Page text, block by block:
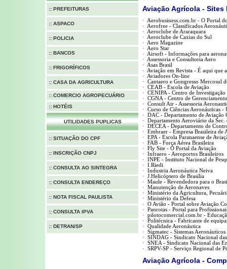
:: PREFEITURAS
:: ASPACO
:: POLICIA
:: BANCOS
:: FRIGORÍFICOS
:: CASA DA AGRICULTURA
:: COMERCIO AGROPECUÁRIO
:: HOTÉIS
UTILIDADES PUPLICAS
:: SITUAÇÃO DO CPF
:: INSCRIÇÃO CNPJ
:: CONSULTA AO SINTEGRA
:: CONSULTA ENDEREÇO
:: NOTA FISCAL PAULISTA
:: CONSULTA IPVA
:: DETRAN/SP
Aviação Agrícola - Sites
·
Aerobusiness.com.br - O Portal
·
Aerofree - Classificados
·
Aeroclube de Araraquara
·
Aeroclube de Caxias do Sul
·
Aero Magazine
·
Aero Star
·
Airsoft - Informações para
·
Assessoria e Consultoria Aero
·
Asas Brasil
·
Aviação em Revista - É aqui que
·
Aviadores On-line
·
Cantaero e Gongresso Mercosul
·
CEAB - Escola de Aviação
·
CENIPA - Centro de
·
CGNA - Centro de
·
Consult Air - Assessoria
·
Curso de Ciências Aeronáuticas -
·
DAC - Departamento de Aviação
·
Departamento Aeroviário da Sec.
·
DECEA - Departamento de
·
Embraer - Empresa Brasileira de
·
EPA - Escola Paranaense de
·
FAB - Força Aérea Brasileira
·
Fly Site - O Portal da Aviação
·
Infraero - Aeroportos Brasileiros
·
INPE - Instituto Nacional de
·
I.Riedi
·
Industria Aeronáutica Neiva
·
J.Helicóptero de Brasília
·
Maule - Revendedora para o
·
Manutenção de Aeronaves
·
Ministério da Agricultura,
·
Ministério da Defesa
·
O Avião - Portal sobre Aviação
·
Panrotas - Portal para
·
pilotocomercial.com.br -
·
Politécnica - Fabricante de
·
Qualidade Aeronáutica
·
Sigmatec - Sistemas Aeronáuticos
·
SINDAG - Sindicato Nacional
·
SNEA - Sindicato Nacional das
·
SRPV-SP - Serviço Regional de
Aviação Agrícola -